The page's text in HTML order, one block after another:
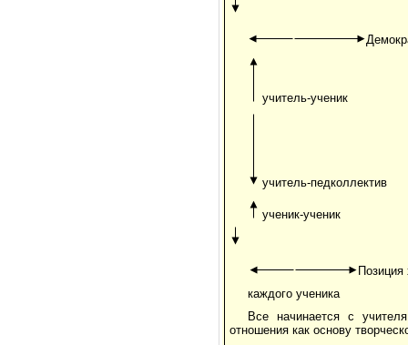
учитель-ученик
учитель-педколлектив
ученик-ученик
Позиция
каждого ученика
Все начинается с
отношения как основу